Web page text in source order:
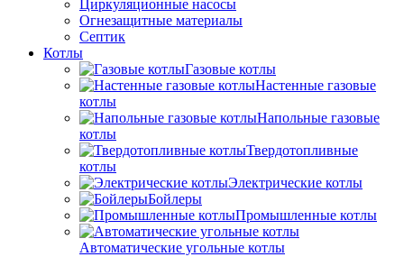
Циркуляционные насосы
Огнезащитные материалы
Септик
Котлы
Газовые котлы
Настенные газовые
котлы
Напольные газовые
котлы
Твердотопливные
котлы
Электрические котлы
Бойлеры
Промышленные котлы
Автоматические угольные котлы